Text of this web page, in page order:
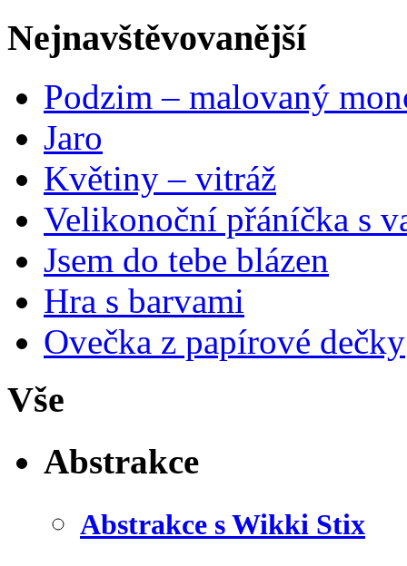
Nejnavštěvovanější
Podzim – malovaný
Jaro
Květiny – vitráž
Velikonoční přáníčka s
Jsem do tebe blázen
Hra s barvami
Ovečka z papírové dečky
Vše
Abstrakce
Abstrakce s Wikki Stix